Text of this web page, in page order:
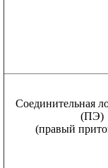
Соединительная
(ПЭ)
(правый